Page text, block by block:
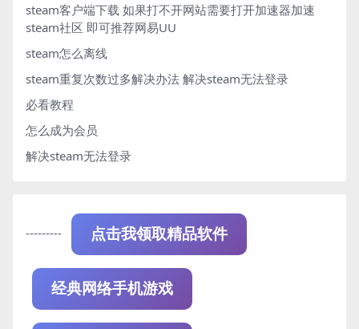
steam客户端下载 如果打不开网站需要打开加速器加速
steam社区 即可推荐网易UU
steam怎么离线
steam重复次数过多解决办法 解决steam无法登录
必看教程
怎么成为会员
解决steam无法登录
--------- 点击我领取精品软件
经典网络手机游戏